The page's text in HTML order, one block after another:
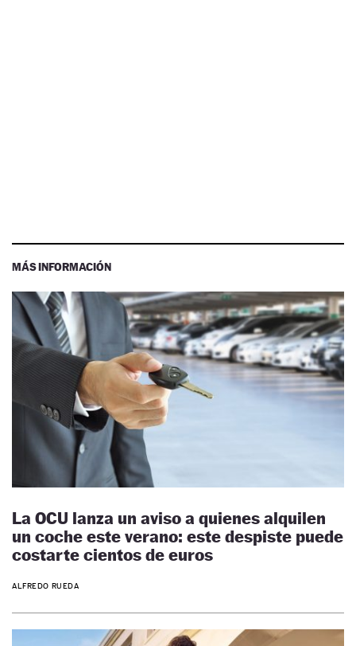
MÁS INFORMACIÓN
La OCU lanza un aviso a quienes alquilen
un coche este verano: este despiste puede
costarte cientos de euros
ALFREDO RUEDA